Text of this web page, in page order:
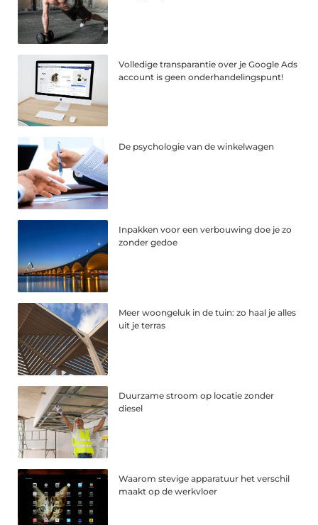
Volledige transparantie over je Google Ads
account is geen onderhandelingspunt!
De psychologie van de winkelwagen
Inpakken voor een verbouwing doe je zo
zonder gedoe
Meer woongeluk in de tuin: zo haal je alles
uit je terras
Duurzame stroom op locatie zonder
diesel
Waarom stevige apparatuur het verschil
maakt op de werkvloer